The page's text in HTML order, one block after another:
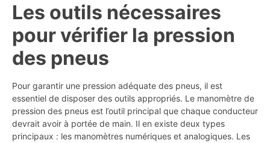
Les outils nécessaires
pour vérifier la pression
des pneus
Pour garantir une pression adéquate des pneus, il est
essentiel de disposer des outils appropriés. Le manomètre de
pression des pneus est l’outil principal que chaque conducteur
devrait avoir à portée de main. Il en existe deux types
principaux : les manomètres numériques et analogiques. Les